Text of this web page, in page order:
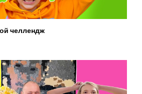
челлендж